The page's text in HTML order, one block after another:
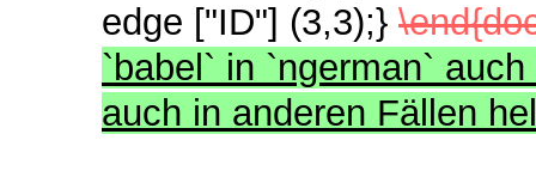
edge ["ID"] (3,3);}
`babel` in `ngerman`
auch in anderen Fällen